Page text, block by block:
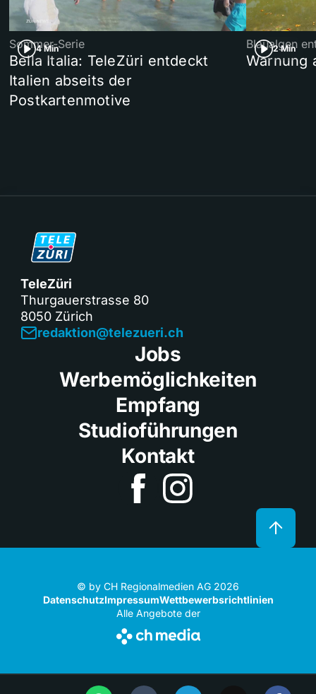
4 Min
Sommer-Serie
Bella Italia: TeleZüri entdeckt
Italien abseits der
Postkartenmotive
2 Min
Blaualgen
Warnung
TeleZüri
Thurgauerstrasse 80
8050 Zürich
redaktion@telezueri.ch
Jobs
Werbemöglichkeiten
Empfang
Studioführungen
Kontakt
© by CH Regionalmedien AG 2026
DatenschutzImpressumWettbewerbsrichtlinien
Alle Angebote der